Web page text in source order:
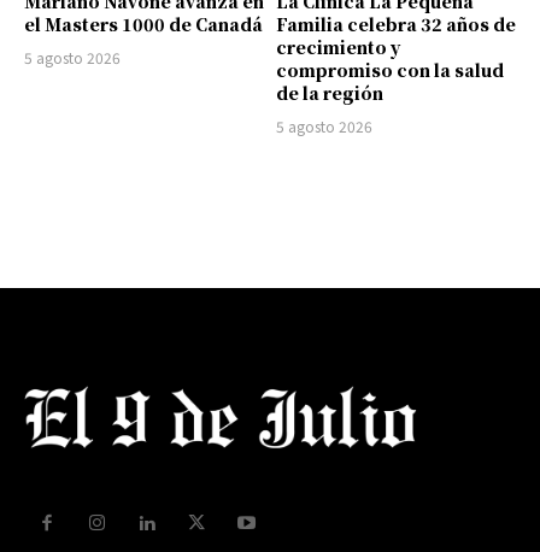
el Masters 1000 de Canadá
5 agosto 2026
Familia celebra 32 años de
crecimiento y
compromiso con la salud
de la región
5 agosto 2026